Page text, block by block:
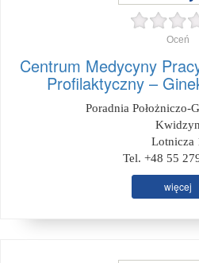
Oceń
Centrum Medycyny
Profilaktyczny –
Poradnia Położniczo-
Kwidzyn
Lotnicza
Tel. +48 55
więcej